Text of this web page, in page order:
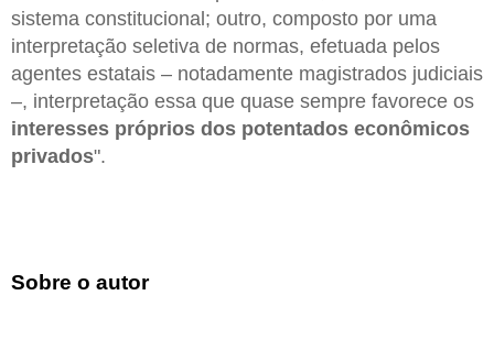
sistema constitucional; outro, composto por uma
interpretação seletiva de normas, efetuada pelos
agentes estatais – notadamente magistrados judiciais
–, interpretação essa que quase sempre favorece os
interesses próprios dos potentados econômicos
privados".
Sobre o autor